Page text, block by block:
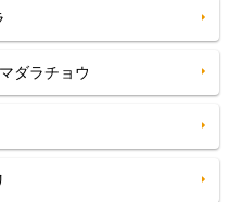
ダラチョウ